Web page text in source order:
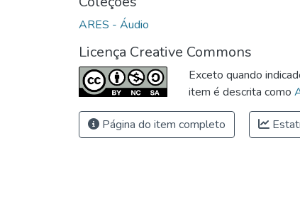
ARES - Áudio
Licença Creative Commons
Exceto quando
item é descrita como
Página do item completo